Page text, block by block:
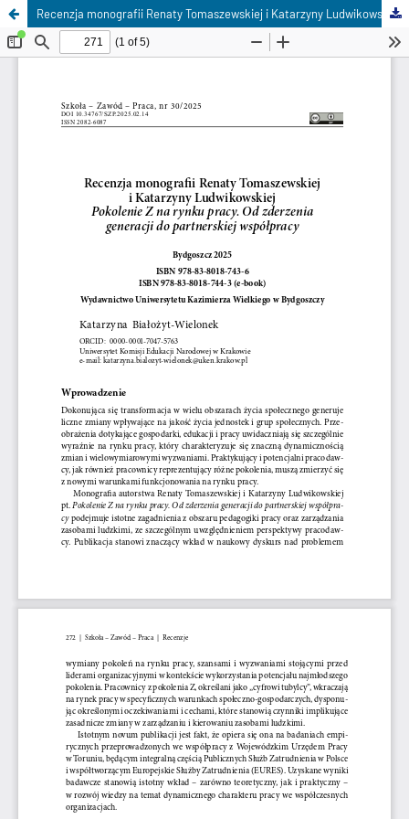
Recenzja monografii Renaty Tomaszewskiej i Katarzyny Ludwikowskiej Pokolenie Z na rynku pracy Od zderzenia generacji do partnerskiej współpracy